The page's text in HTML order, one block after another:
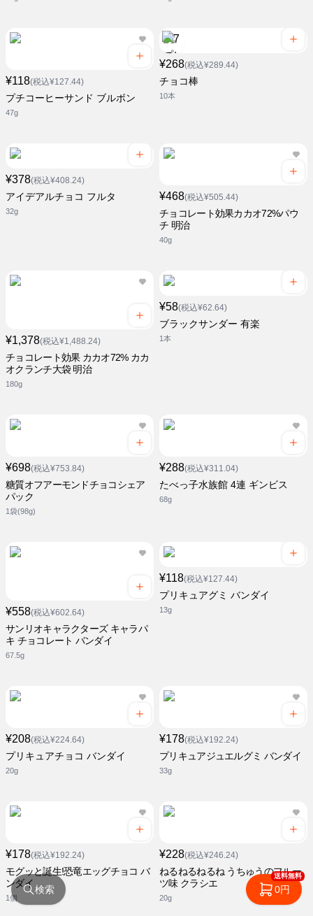
¥118(税込¥127.44)
プチコーヒーサンド ブルボン
47g
¥268(税込¥289.44)
チョコ棒
10本
¥378(税込¥408.24)
アイデアルチョコ フルタ
32g
¥468(税込¥505.44)
チョコレート効果カカオ72%パウ
チ 明治
40g
¥1,378(税込¥1,488.24)
チョコレート効果 カカオ72% カカ
オクランチ大袋 明治
180g
¥58(税込¥62.64)
ブラックサンダー 有楽
1本
¥698(税込¥753.84)
糖質オフアーモンドチョコシェア
パック
1袋(98g)
¥288(税込¥311.04)
たべっ子水族館 4連 ギンビス
68g
¥558(税込¥602.64)
サンリオキャラクターズ キャラパ
キ チョコレート バンダイ
67.5g
¥118(税込¥127.44)
プリキュアグミ バンダイ
13g
¥208(税込¥224.64)
プリキュアチョコ バンダイ
20g
¥178(税込¥192.24)
プリキュアジュエルグミ バンダイ
33g
¥178(税込¥192.24)
モグッと誕生!恐竜エッグチョコ バ
ンダイ
1個
¥228(税込¥246.24)
ねるねるねるね うちゅうのフルー
ツ味 クラシエ
20g
検索
送料無料
0円